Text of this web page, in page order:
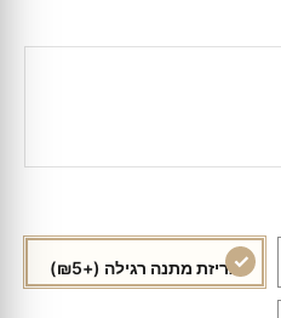
אריזת מתנה רגילה (+₪5)